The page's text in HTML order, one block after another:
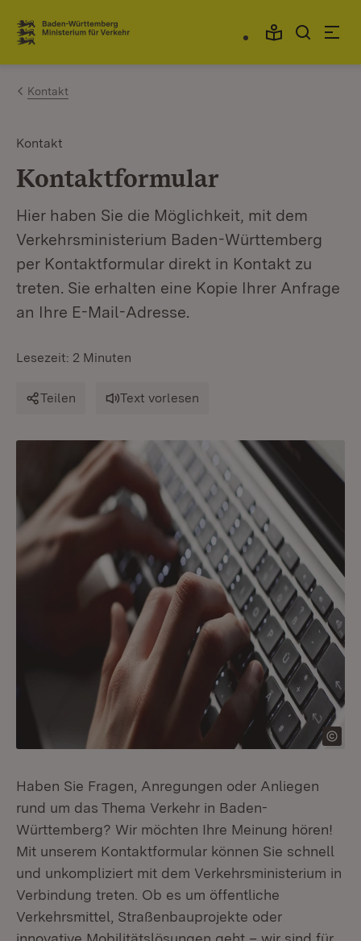
Zum Inhalt springen
Link zur Startseite
Kontakt
Kontakt
Kontaktformular
Hier haben Sie die Möglichkeit, mit dem
Verkehrsministerium Baden-Württemberg
per Kontaktformular direkt in Kontakt zu
treten. Sie erhalten eine Kopie Ihrer Anfrage
an Ihre E-Mail-Adresse.
Lesezeit: 2 Minuten
Teilen Text vorlesen
Haben Sie Fragen, Anregungen oder Anliegen
rund um das Thema Verkehr in Baden-
Württemberg? Wir möchten Ihre Meinung hören!
Mit unserem Kontaktformular können Sie schnell
und unkompliziert mit dem Verkehrsministerium in
Verbindung treten. Ob es um öffentliche
Verkehrsmittel, Straßenbauprojekte oder